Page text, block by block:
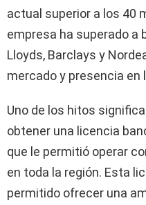
actual superior a los 40
empresa ha superado a
Lloyds, Barclays y
mercado y presencia en
Uno de los hitos
obtener una licencia
que le permitió operar
en toda la región. Esta
permitido ofrecer una